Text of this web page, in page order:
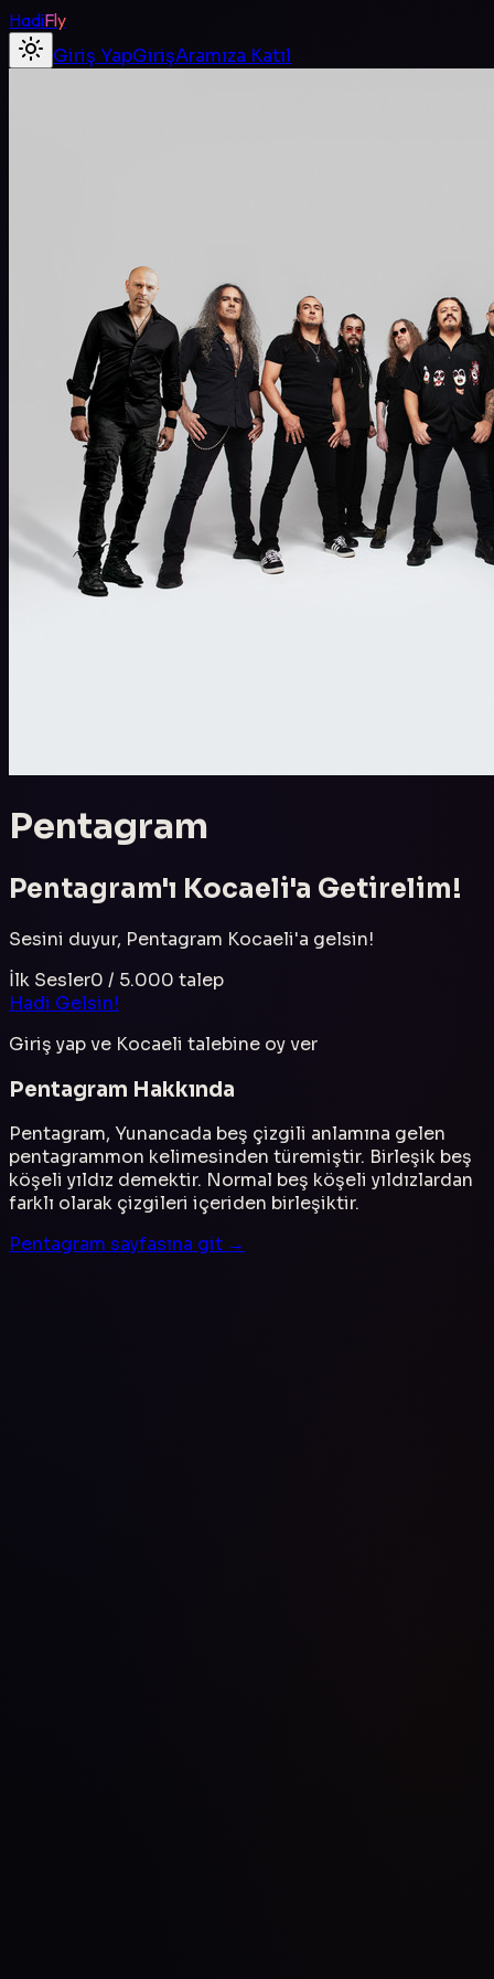
HadiFly
Giriş YapGirişAramıza Katıl
Pentagram
Pentagram'ı Kocaeli'a Getirelim!
Sesini duyur, Pentagram Kocaeli'a gelsin!
İlk Sesler0 / 5.000 talep
Hadi Gelsin!
Giriş yap ve Kocaeli talebine oy ver
Pentagram Hakkında
Pentagram, Yunancada beş çizgili anlamına gelen
pentagrammon kelimesinden türemiştir. Birleşik beş
köşeli yıldız demektir. Normal beş köşeli yıldızlardan
farklı olarak çizgileri içeriden birleşiktir.
Pentagram sayfasına git →